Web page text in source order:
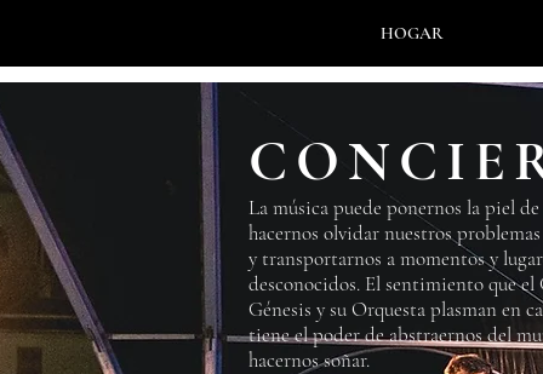
HOGAR
La música puede ponernos la piel
hacernos olvidar nuestros
y transportarnos a momentos y
desconocidos. El sentimiento que el
Génesis y su Orquesta plasman en
tiene el poder de abstraernos del
hacernos soñar.